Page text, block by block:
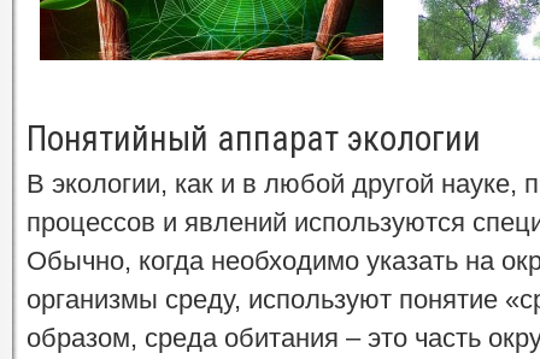
Понятийный аппарат экологии
В экологии, как и в любой другой науке,
процессов и явлений используются
Обычно, когда необходимо указать на
организмы среду, используют понятие
образом, среда обитания – это часть